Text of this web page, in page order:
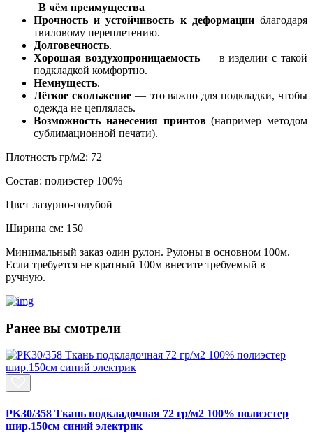
В чём преимущества
Прочность и устойчивость к деформацииблагодаря
твиловому переплетению.
Долговечность.
Хорошая воздухопроницаемость— в изделии с такой
подкладкой комфортно.
Немнущесть.
Лёгкое скольжение— это важно для подкладки, чтобы
одежда не цеплялась.
Возможность нанесения принтов(например методом
сублимационной печати).
Плотность гр/м2: 72
Состав: полиэстер 100%
Цвет лазурно-голубой
Ширина см: 150
Минимальный заказ один рулон. Рулоны в основном 100м.
Если требуется не кратный 100м внесите требуемый в
ручную.
Ранее вы смотрели
PK30/358 Ткань подкладочная 72 гр/м2 100% полиэстер
шир.150см синий электрик